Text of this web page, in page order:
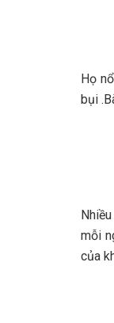
Họ
bụi
mỗi
của